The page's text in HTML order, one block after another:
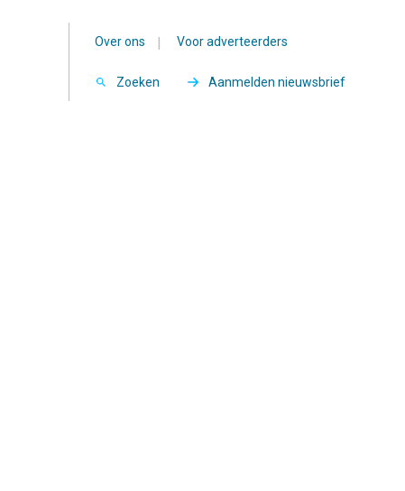
Over ons | Voor adverteerders
Zoeken Aanmelden nieuwsbrief